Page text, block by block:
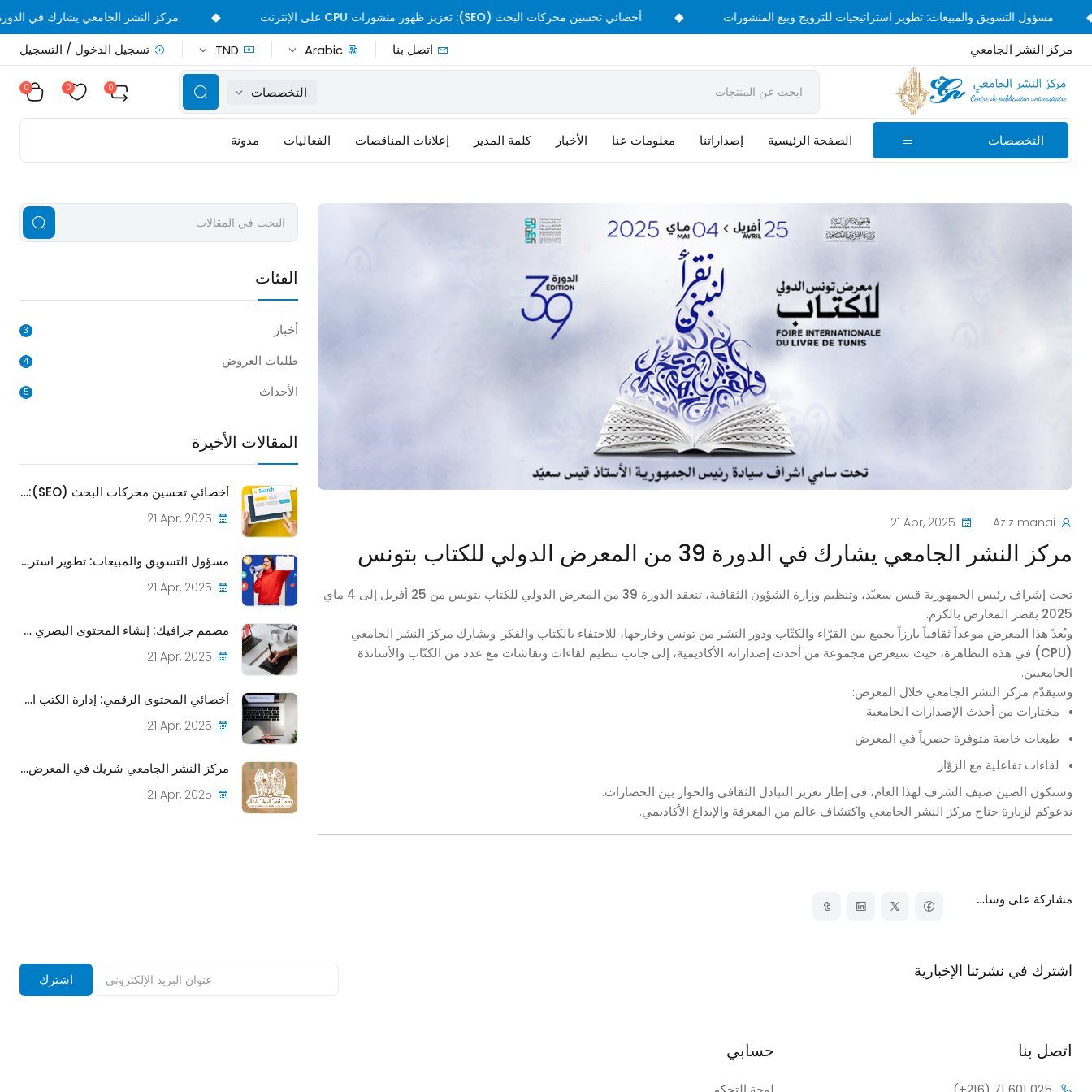
مركز النشر الجامعي يشارك في الدورة 39 من المعرض الدولي أخصائي تحسين محركات البحث (SEO): تعزيز ظهور منشورات CPU على الإنترنت مسؤول التسويق والمبيعات: تطوير استراتيجيات للترويج وبيع المنشورات
مركز النشر الجامعي
اتصل بنا Arabic
TND تسجيل الدخول / التسجيل
التخصصات 0
0
0
التخصصات الصفحة الرئيسية إصداراتنا معلومات عنا الأخبار كلمة المدير إعلانات المناقصات الفعاليات مدونة
Aziz manai
21 Apr, 2025
مركز النشر الجامعي يشارك في الدورة 39 من المعرض الدولي للكتاب بتونس
تحت إشراف رئيس الجمهورية قيس سعيّد، وتنظيم وزارة الشؤون الثقافية، تنعقد الدورة 39 من المعرض الدولي للكتاب بتونس من
25 أفريل إلى 4 ماي
2025 بقصر المعارض بالكرم.
ويُعدّ هذا المعرض موعداً ثقافياً بارزاً يجمع بين القرّاء والكتّاب ودور النشر من تونس وخارجها، للاحتفاء بالكتاب والفكر. ويشارك مركز النشر الجامعي
(CPU)
في هذه التظاهرة، حيث سيعرض مجموعة من أحدث إصداراته الأكاديمية، إلى جانب تنظيم لقاءات ونقاشات مع عدد من الكتّاب والأساتذة
الجامعيين.
وسيقدّم مركز النشر الجامعي خلال المعرض:
مختارات من أحدث الإصدارات الجامعية
طبعات خاصة متوفرة حصرياً في المعرض
لقاءات تفاعلية مع الزوّار
وستكون الصين ضيف الشرف لهذا العام، في إطار تعزيز التبادل الثقافي والحوار بين الحضارات.
ندعوكم لزيارة جناح مركز النشر الجامعي واكتشاف عالم من المعرفة والإبداع الأكاديمي.
مشاركة على وسائل التواصل الاجتماعي
الفئات
أخبار 3
طلبات العروض 4
الأحداث 5
المقالات الأخيرة
أخصائي تحسين محركات البحث (SEO): تعزيز ظهور منشورات CPU على الإنترنت
21 Apr, 2025
مسؤول التسويق والمبيعات: تطوير استراتيجيات للترويج وبيع المنشورات
21 Apr, 2025
مصمم جرافيك: إنشاء المحتوى البصري للمنشورات والمواد الترويجية
21 Apr, 2025
أخصائي المحتوى الرقمي: إدارة الكتب الإلكترونية والمجلات عبر الإنترنت لتمثيل CPU الرقمي
21 Apr, 2025
مركز النشر الجامعي شريك في المعرض الدولي للكتاب في تونس: تسليط الضوء على المساهمات الأكاديمية في عالم الأدب
21 Apr, 2025
اشترك في نشرتنا الإخبارية اشترك
اتصل بنا حسابي